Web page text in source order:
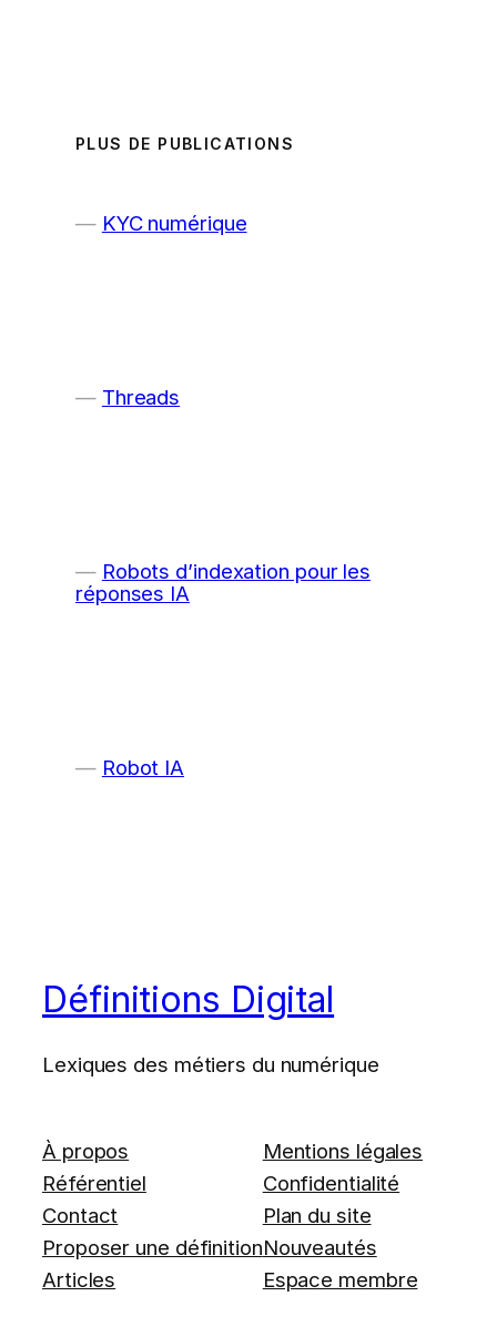
PLUS DE PUBLICATIONS
KYC numérique
Threads
Robots d’indexation pour les
réponses IA
Robot IA
Définitions Digital
Lexiques des métiers du numérique
À propos
Référentiel
Contact
Proposer une définition
Articles
Mentions légales
Confidentialité
Plan du site
Nouveautés
Espace membre